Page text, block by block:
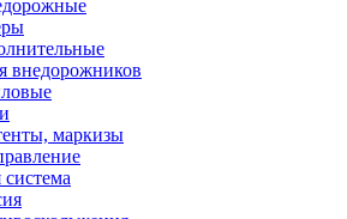
внедорожников
маркизы